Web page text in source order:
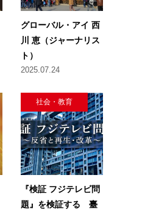
グローバル・アイ 西
川 恵（ジャーナリス
ト）
2025.07.24
社会・教育
『検証 フジテレビ問
題』を検証する 臺